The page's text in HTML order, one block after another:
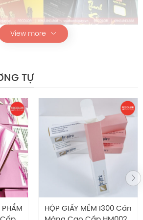
Hộp giấy HS288
mãi
sản xuất – thiết kế in ấn bao
cùng nhiều năm kinh
hiện đại, đội ngũ nhân sự chuyên
và nhiệt huyết. RECOLOR đảm bảo
hàng các mẫu sản phẩm túi
lượng nhất trên thị trường. Đến với
sẽ nhận được nhiều ưu đãi bao
View more
TỰ
HỘP GIẤY MỀM I300 Cán